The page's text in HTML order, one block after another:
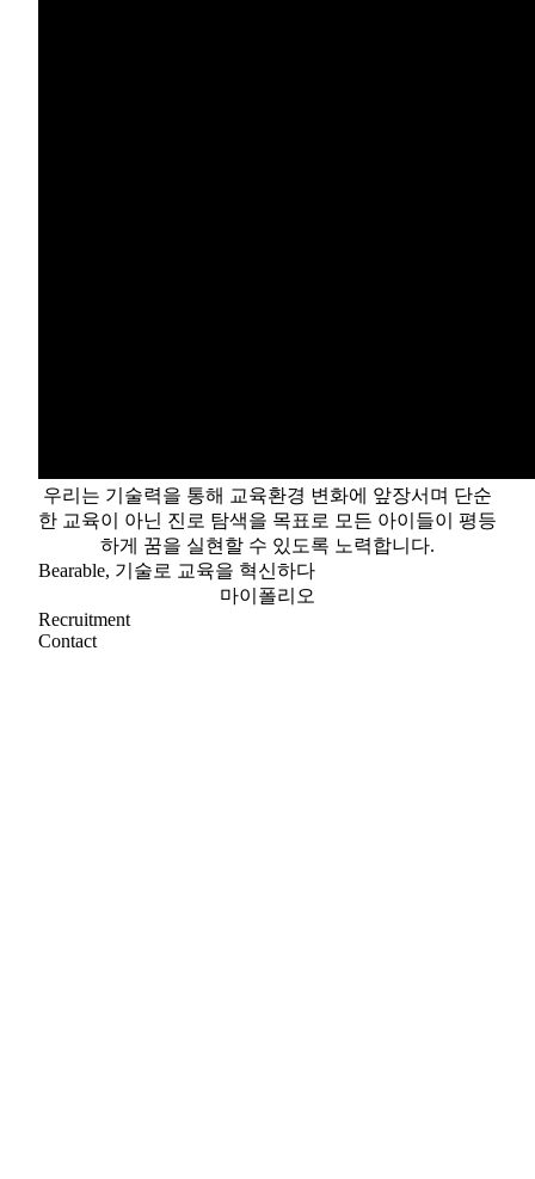
우리는 기술력을 통해 교육환경 변화에 앞장서며 단순
한 교육이 아닌 진로 탐색을 목표로 모든 아이들이 평등
하게 꿈을 실현할 수 있도록 노력합니다.
Bearable, 기술로 교육을 혁신하다
마이폴리오
Recruitment
Contact